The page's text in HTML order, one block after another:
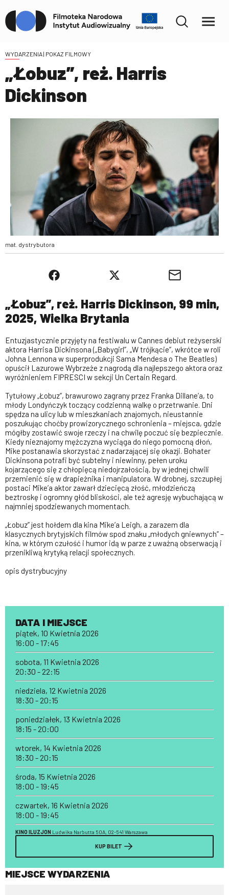
WYDARZENIA| POKAZ FILMOWY
„Łobuz”, reż. Harris
Dickinson
mat. dystrybutora
„Łobuz”, reż. Harris Dickinson, 99 min,
2025, Wielka Brytania
Entuzjastycznie przyjęty na festiwalu w Cannes debiut reżyserski
aktora Harrisa Dickinsona („Babygirl”, „W trójkącie”, wkrótce w roli
Johna Lennona w superprodukcji Sama Mendesa o The Beatles)
opuścił Lazurowe Wybrzeże z nagrodą dla najlepszego aktora oraz
wyróżnieniem FIPRESCI w sekcji Un Certain Regard.
Tytułowy „Łobuz”, brawurowo zagrany przez Franka Dillane’a, to
młody Londyńczyk toczący codzienną walkę o przetrwanie. Dni
spędza na ulicy lub w mieszkaniach znajomych, nieustannie
poszukując choćby prowizorycznego schronienia – miejsca, gdzie
mógłby zostawić swoje rzeczy i na chwilę poczuć się bezpiecznie.
Kiedy nieznajomy mężczyzna wyciąga do niego pomocną dłoń,
Mike postanawia skorzystać z nadarzającej się okazji. Bohater
Dickinsona potrafi być subtelny i niewinny, pełen uroku
kojarzącego się z chłopięcą niedojrzałością, by w jednej chwili
przemienić się w drapieżnika i manipulatora. W drobnej, szczupłej
postaci Mike’a aktor zawarł dziecięcą złość, młodzieńczą
beztroskę i ogromny głód bliskości, ale też agresję wybuchającą w
najmniej spodziewanych momentach.
„Łobuz” jest hołdem dla kina Mike’a Leigh, a zarazem dla
klasycznych brytyjskich filmów spod znaku „młodych gniewnych” –
kina, w którym czułość i humor idą w parze z uważną obserwacją i
przenikliwą krytyką relacji społecznych.
opis dystrybucyjny
DATA I MIEJSCE
piątek, 10 Kwietnia 2026
16:00 - 17:45
sobota, 11 Kwietnia 2026
20:30 - 22:15
niedziela, 12 Kwietnia 2026
18:30 - 20:15
poniedziałek, 13 Kwietnia 2026
18:15 - 20:00
wtorek, 14 Kwietnia 2026
18:30 - 20:15
środa, 15 Kwietnia 2026
18:00 - 19:45
czwartek, 16 Kwietnia 2026
18:00 - 19:45
KINO ILUZJON Ludwika Narbutta 50A, 02-541 Warszawa
KUP BILET
MIEJSCE WYDARZENIA